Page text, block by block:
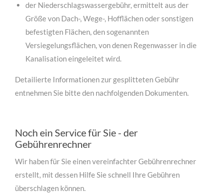
der Niederschlagswassergebühr, ermittelt aus der
Größe von Dach-, Wege-, Hofflächen oder sonstigen
befestigten Flächen, den sogenannten
Versiegelungsflächen, von denen Regenwasser in die
Kanalisation eingeleitet wird.
Detailierte Informationen zur gesplitteten Gebühr
entnehmen Sie bitte den nachfolgenden Dokumenten.
Noch ein Service für Sie - der
Gebührenrechner
Wir haben für Sie einen vereinfachter Gebührenrechner
erstellt, mit dessen Hilfe Sie schnell Ihre Gebühren
überschlagen können.
MEHR INFOS
für Architekten
Lorem ipsum dolor sit amet, consectetuer adipiscing